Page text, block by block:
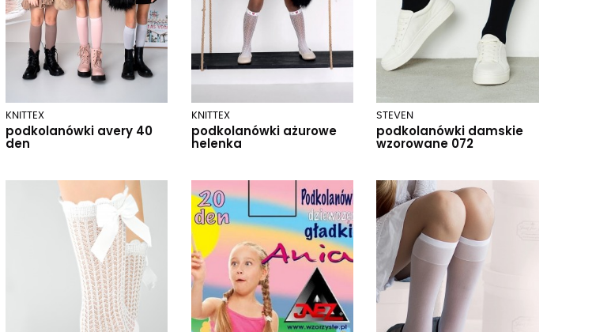
KNITTEX
podkolanówki avery 40
den
KNITTEX
podkolanówki ażurowe
helenka
STEVEN
podkolanówki damskie
wzorowane 072